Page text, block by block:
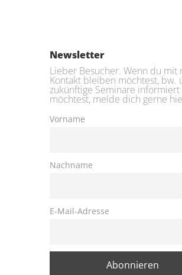
Newsletter
Lieber Besucher. Wenn du mit
Kontakt bleiben möchtest, bw.
zukünftige Seminare
möchtest, melde dich gerne
Vorname
Nachname
E-Mail-Adresse